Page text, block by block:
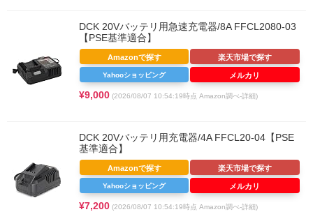
DCK 20Vバッテリ用急速充電器/8A FFCL2080-03
【PSE基準適合】
¥9,000 (2026/08/07 10:54:19時点 Amazon調べ-詳細)
Amazonで探す 楽天市場で探す
Yahooショッピング メルカリ
DCK 20Vバッテリ用充電器/4A FFCL20-04【PSE
基準適合】
¥7,200 (2026/08/07 10:54:19時点 Amazon調べ-詳細)
Amazonで探す 楽天市場で探す
Yahooショッピング メルカリ